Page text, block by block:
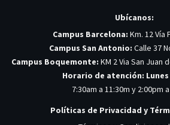
Ubícanos:
Campus Barcelona: Km. 12
Campus San Antonio: Calle 37
Campus Boquemonte: KM 2 Via San Juan
Horario de atención: Lunes
7:30am a 11:30m y 2:00pm
Políticas de Privacidad y